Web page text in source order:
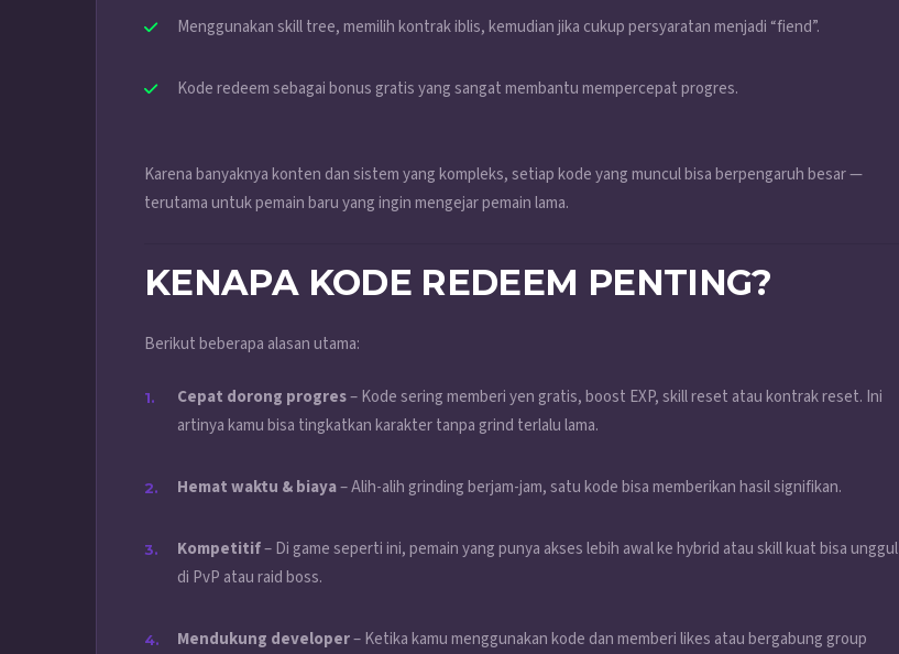
Menggunakan skill tree, memilih kontrak iblis, kemudian jika cukup persyaratan menjadi “fiend”.
Kode redeem sebagai bonus gratis yang sangat membantu mempercepat progres.
Karena banyaknya konten dan sistem yang kompleks, setiap kode yang muncul bisa berpengaruh besar —
terutama untuk pemain baru yang ingin mengejar pemain lama.
KENAPA KODE REDEEM PENTING?
Berikut beberapa alasan utama:
Cepat dorong progres– Kode sering memberi yen gratis, boost EXP, skill reset atau kontrak reset. Ini
artinya kamu bisa tingkatkan karakter tanpa grind terlalu lama.
Hemat waktu & biaya– Alih-alih grinding berjam-jam, satu kode bisa memberikan hasil signifikan.
Kompetitif– Di game seperti ini, pemain yang punya akses lebih awal ke hybrid atau skill kuat bisa unggul
di PvP atau raid boss.
Mendukung developer– Ketika kamu menggunakan kode dan memberi likes atau bergabung group